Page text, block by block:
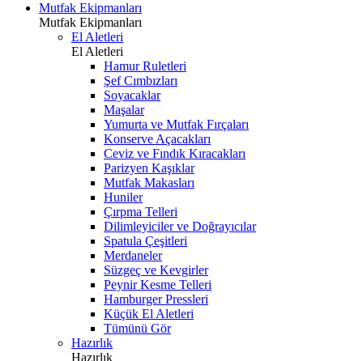
Mutfak Ekipmanları
Mutfak Ekipmanları
El Aletleri
El Aletleri
Hamur Ruletleri
Şef Cımbızları
Soyacaklar
Maşalar
Yumurta ve Mutfak Fırçaları
Konserve Açacakları
Ceviz ve Fındık Kıracakları
Parizyen Kaşıklar
Mutfak Makasları
Huniler
Çırpma Telleri
Dilimleyiciler ve Doğrayıcılar
Spatula Çeşitleri
Merdaneler
Süzgeç ve Kevgirler
Peynir Kesme Telleri
Hamburger Pressleri
Küçük El Aletleri
Tümünü Gör
Hazırlık
Hazırlık